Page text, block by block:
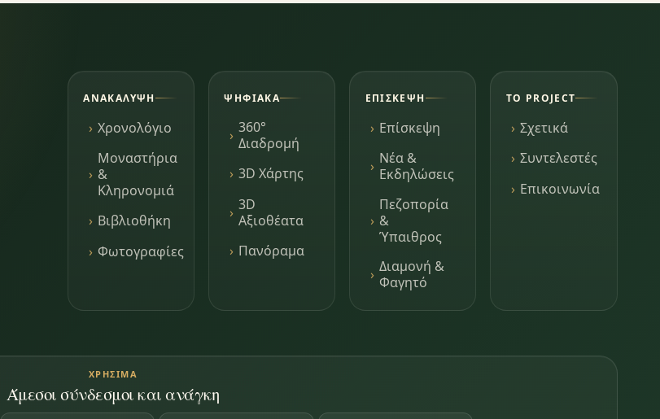
ΑΝΑΚΆΛΥΨΗ
Χρονολόγιο
Μοναστήρια
&
Κληρονομιά
Βιβλιοθήκη
Φωτογραφίες
ΨΗΦΙΑΚΆ
360°
Διαδρομή
3D Χάρτης
3D
Αξιοθέατα
Πανόραμα
ΕΠΊΣΚΕΨΗ
Επίσκεψη
Νέα &
Εκδηλώσεις
Πεζοπορία
&
Ύπαιθρος
Διαμονή &
Φαγητό
ΤΟ PROJECT
Σχετικά
Συντελεστές
Επικοινωνία
ΧΡΉΣΙΜΑ
Άμεσοι σύνδεσμοι και ανάγκη